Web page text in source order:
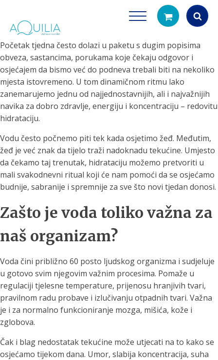
Products
search
Početak tjedna često dolazi u paketu s dugim popisima
obveza, sastancima, porukama koje čekaju odgovor i
osjećajem da bismo već do podneva trebali biti na nekoliko
mjesta istovremeno. U tom dinamičnom ritmu lako
zanemarujemo jednu od najjednostavnijih, ali i najvažnijih
navika za dobro zdravlje, energiju i koncentraciju – redovitu
hidrataciju.
Vodu često počnemo piti tek kada osjetimo žeđ. Međutim,
žeđ je već znak da tijelo traži nadoknadu tekućine. Umjesto
da čekamo taj trenutak, hidrataciju možemo pretvoriti u
mali svakodnevni ritual koji će nam pomoći da se osjećamo
budnije, sabranije i spremnije za sve što novi tjedan donosi.
Zašto je voda toliko važna za
naš organizam?
Voda čini približno 60 posto ljudskog organizma i sudjeluje
u gotovo svim njegovim važnim procesima. Pomaže u
regulaciji tjelesne temperature, prijenosu hranjivih tvari,
pravilnom radu probave i izlučivanju otpadnih tvari. Važna
je i za normalno funkcioniranje mozga, mišića, kože i
zglobova.
Čak i blag nedostatak tekućine može utjecati na to kako se
osjećamo tijekom dana. Umor, slabija koncentracija, suha
Tuš glave
filtriranje vode za tuširanje
Vrčevi za
Potpuno prijenosno
čistu vodu za